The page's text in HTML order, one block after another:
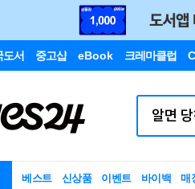
도서 중고샵 eBook 크레마클럽
베스트 신상품 이벤트 바이백 매